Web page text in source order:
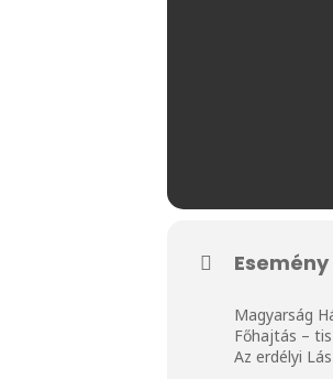
Magyarság
Főhajtás –
Az erdélyi